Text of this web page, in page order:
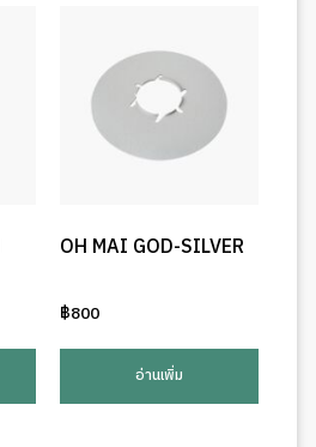
OH MAI GOD-SILVER
฿800
อ่านเพิ่ม